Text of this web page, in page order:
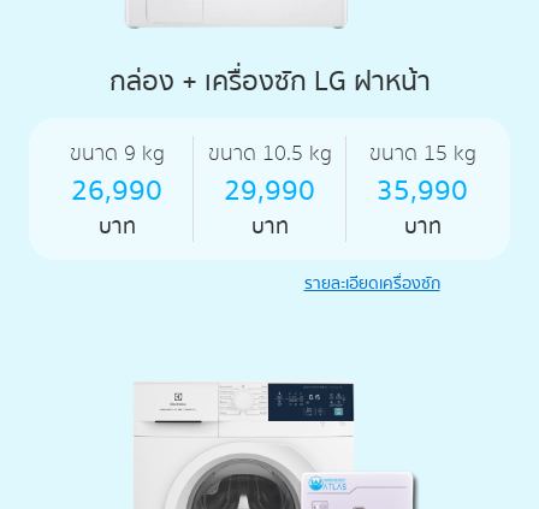
กล่อง + เครื่องซัก LG ฝาหน้า
ขนาด 9 kg
26,990
บาท
ขนาด 10.5 kg
29,990
บาท
ขนาด 15 kg
35,990
บาท
รายละเอียดเครื่องซัก